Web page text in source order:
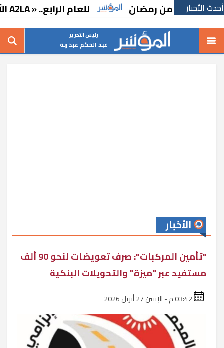
أحدث الأخبار
لعاشر من رمضان للعام الرابع.. « A2LA الأمريكية» تجدد اعتماد «متبقيات المبيدات» بالإسماعيلية
رئيس التحرير
عبد الحكم عبد ربه
الأخبار
"تأمين المركبات": صرف تعويضات لنحو 90 ألف
مستفيد عبر "ميزة" والتحويلات البنكية